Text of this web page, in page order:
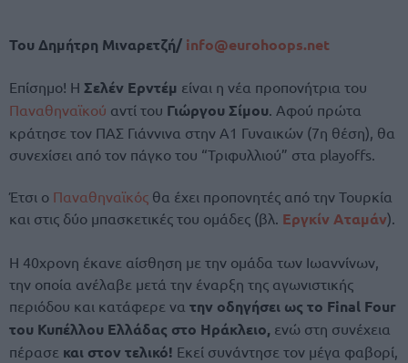
Του Δημήτρη Μιναρετζή/ info@eurohoops.net
Επίσημο! Η Σελέν Ερντέμ είναι η νέα προπονήτρια του
Παναθηναϊκού αντί του Γιώργου Σίμου. Αφού πρώτα
κράτησε τον ΠΑΣ Γιάννινα στην Α1 Γυναικών (7η θέση), θα
συνεχίσει από τον πάγκο του “Τριφυλλιού” στα playoffs.
Έτσι ο Παναθηναϊκός θα έχει προπονητές από την Τουρκία
και στις δύο μπασκετικές του ομάδες (βλ. Εργκίν Αταμάν).
Η 40χρονη έκανε αίσθηση με την ομάδα των Ιωαννίνων,
την οποία ανέλαβε μετά την έναρξη της αγωνιστικής
περιόδου και κατάφερε να την οδηγήσει ως το Final Four
του Κυπέλλου Ελλάδας στο Ηράκλειο, ενώ στη συνέχεια
πέρασε και στον τελικό! Εκεί συνάντησε τον μέγα φαβορί,